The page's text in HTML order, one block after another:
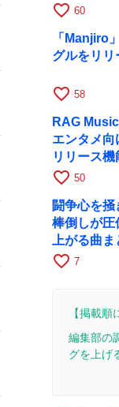
favorite_border 60
「Manjiro
グルをリリ
favorite_border 58
RAG
エンタメ向
リリース
開始
favorite_border 50
闘争心を掻
棒倒しが圧
上がる曲
favorite_border 7
【掲載順
編集部の
グを上げ